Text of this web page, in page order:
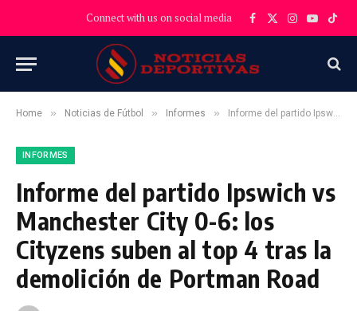
Connect with us on social media Facebook
X
Instagram
YouTube
Home » Noticias de Fútbol » Informes » Informe del partido Ipswich vs Manchester City 0-6: los Cityzens suben al top 4 tras la demolición de Portman Road
INFORMES
Informe del partido Ipswich vs
Manchester City 0-6: los
Cityzens suben al top 4 tras la
demolición de Portman Road